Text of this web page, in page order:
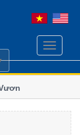
Toggle
quốc
số
Bộ Xây